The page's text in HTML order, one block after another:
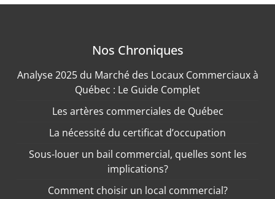
Nos Chroniques
Analyse 2025 du Marché des Locaux Commerciaux à
Québec : Le Guide Complet
Les artères commerciales de Québec
La nécessité du certificat d’occupation
Sous-louer un bail commercial, quelles sont les
implications?
Comment choisir un local commercial?